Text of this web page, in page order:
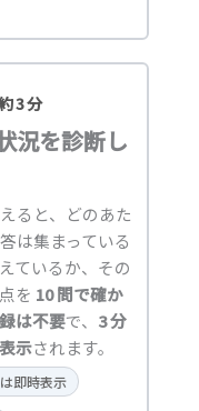
3分
況を診断し
ると、どのあた
は集まっている
ているか、その
を 10 問で確か
は不要で、 3 分
示されます。
即時表示